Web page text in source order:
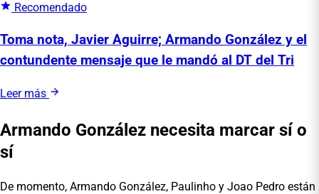
Recomendado
Toma nota, Javier Aguirre; Armando González y el
contundente mensaje que le mandó al DT del Tri
Leer más
Armando González necesita marcar sí o
sí
De momento, Armando González, Paulinho y Joao Pedro están